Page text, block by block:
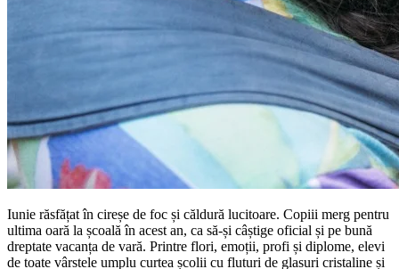
Iunie răsfățat în cireșe de foc și căldură lucitoare. Copiii merg pentru
ultima oară la școală în acest an, ca să-și câștige oficial și pe bună
dreptate vacanța de vară. Printre flori, emoții, profi și diplome, elevi
de toate vârstele umplu curtea școlii cu fluturi de glasuri cristaline și